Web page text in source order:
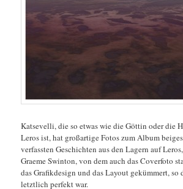
Katsevelli, die so etwas wie die Göttin oder die
Leros ist, hat großartige Fotos zum Album
verfassten Geschichten aus den Lagern auf
Graeme Swinton, von dem auch das Coverfoto
das Grafikdesign und das Layout gekümmert, so
letztlich perfekt war.